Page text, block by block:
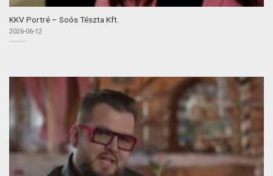
KKV Portré – Soós Tészta Kft.
2026-06-12